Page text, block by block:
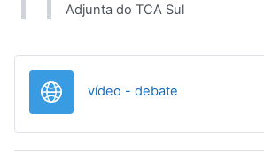
Adjunta do TCA Sul
vídeo - debate